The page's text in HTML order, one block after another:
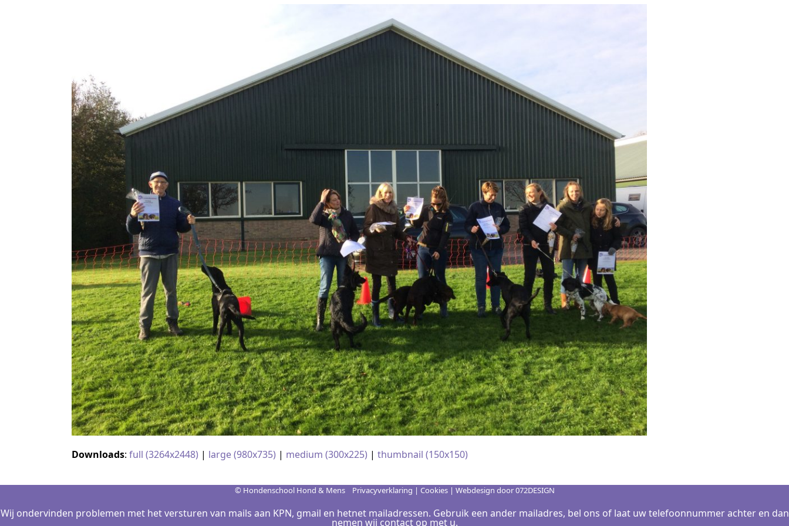
Downloads: full (3264x2448) | large (980x735) | medium (300x225) | thumbnail (150x150)
© Hondenschool Hond & Mens Privacyverklaring | Cookies| Webdesign door072DESIGN
Wij ondervinden problemen met het versturen van mails aan KPN, gmail en hetnet mailadressen. Gebruik een ander mailadres, bel ons of laat uw telefoonnummer achter en dan
nemen wij contact op met u.